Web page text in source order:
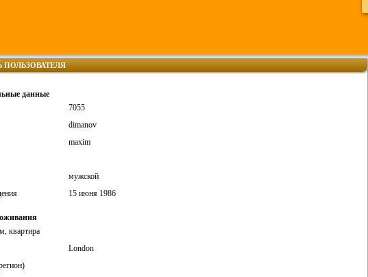
ПОЛЬЗОВАТЕЛЯ
данные
7055
dimanov
maxim
мужской
15 июня 1986
квартира
London